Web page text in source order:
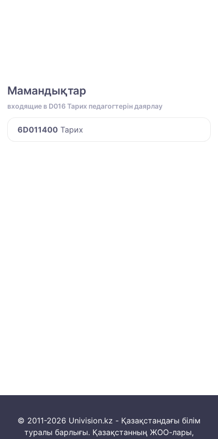
Мамандықтар
входящие в D016 Тарих педагогтерін даярлау
6D011400 Тарих
© 2011-2026 Univision.kz - Қазақстандағы білім
туралы барлығы. Қазақстанның ЖОО-лары,